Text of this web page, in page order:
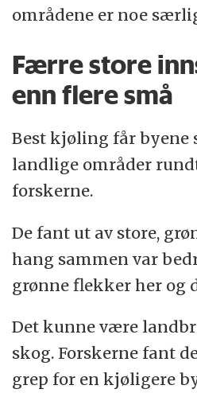
områdene er noe
Færre store
enn flere små
Best kjøling får byene
landlige områder
forskerne.
De fant ut av store,
hang sammen var
grønne flekker her og
Det kunne være
skog. Forskerne fant
grep for en kjøligere